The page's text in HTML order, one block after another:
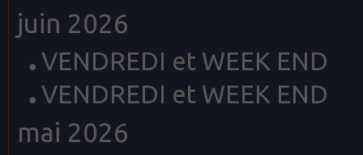
juin 2026
VENDREDI et WEEK END
VENDREDI et WEEK END
mai 2026